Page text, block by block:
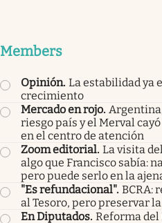
Members
Opinión. La estabilidad ya
crecimiento
Mercado en rojo.
riesgo país y el Merval
en el centro de atención
Zoom editorial. La visita
algo que Francisco sabía:
pero puede serlo en la
"Es refundacional". BCRA:
al Tesoro, pero preservar
En Diputados. Reforma del